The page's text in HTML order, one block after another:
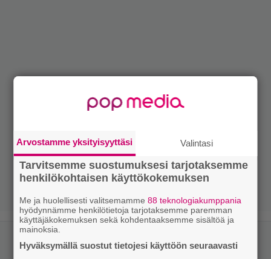
Arvostamme yksityisyyttäsi Valintasi
Tarvitsemme suostumuksesi tarjotaksemme
henkilökohtaisen käyttökokemuksen
Me ja huolellisesti valitsemamme88 teknologiakumppania
hyödynnämme henkilötietoja tarjotaksemme paremman
käyttäjäkokemuksen sekä kohdentaaksemme sisältöä ja
mainoksia.
Hyväksymällä suostut tietojesi käyttöön seuraavasti